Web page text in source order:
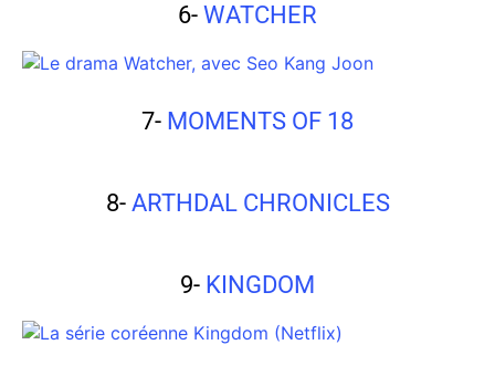
6- WATCHER
7- MOMENTS OF 18
8- ARTHDAL CHRONICLES
9- KINGDOM